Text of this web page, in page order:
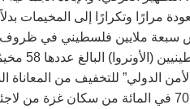
وتكرارًا إلى المخيمات
سبعة ملايين فلسطيني في ظروف
الأمم
من “مجلس الأمن الدولي” للتخفيف